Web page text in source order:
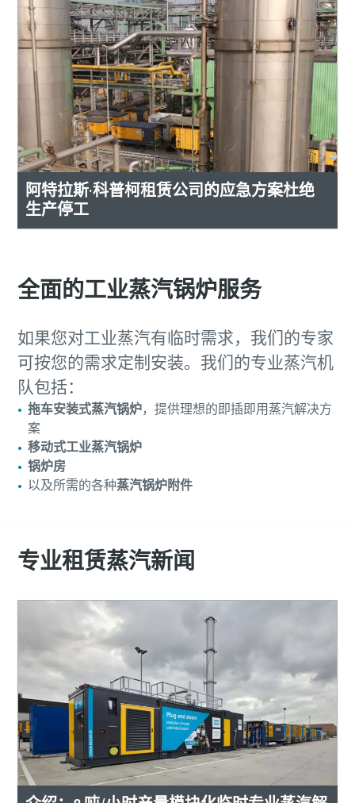
阿特拉斯·科普柯租赁公司的应急方案杜绝
生产停工
全面的工业蒸汽锅炉服务
如果您对工业蒸汽有临时需求，我们的专家
可按您的需求定制安装。我们的专业蒸汽机
队包括：
拖车安装式蒸汽锅炉，提供理想的即插即用蒸汽解决方
案
移动式工业蒸汽锅炉
锅炉房
以及所需的各种蒸汽锅炉附件
专业租赁蒸汽新闻